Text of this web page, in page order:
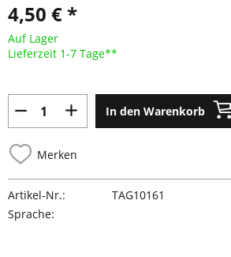
4,50 € *
Auf Lager
Lieferzeit 1-7 Tage**
In den Warenkorb
Merken
Artikel-Nr.:
TAG10161
Sprache: